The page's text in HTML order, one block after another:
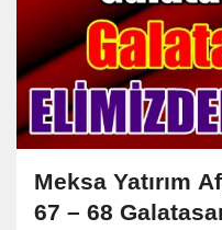
Meksa Yatırım
67 – 68